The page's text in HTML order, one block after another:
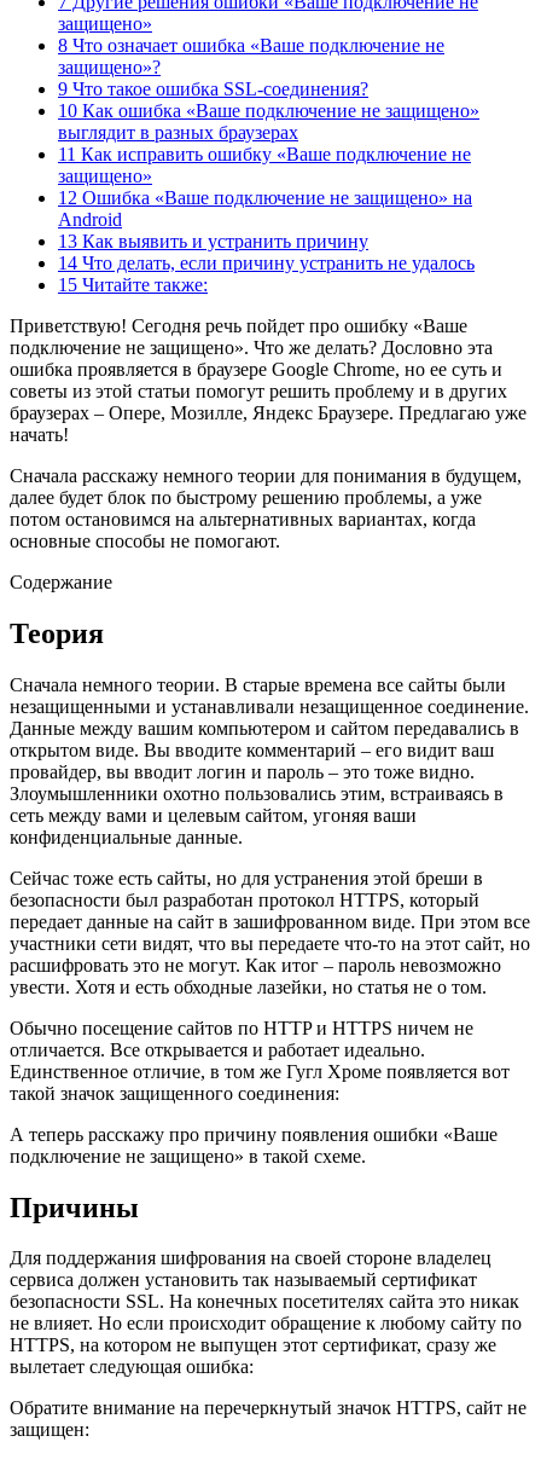
защищено»
8 Что означает ошибка «Ваше подключение не
защищено»?
9 Что такое ошибка SSL-соединения?
10 Как ошибка «Ваше подключение не защищено»
выглядит в разных браузерах
11 Как исправить ошибку «Ваше подключение не
защищено»
12 Ошибка «Ваше подключение не защищено» на
Android
13 Как выявить и устранить причину
14 Что делать, если причину устранить не удалось
15 Читайте также:
Приветствую! Сегодня речь пойдет про ошибку «Ваше
подключение не защищено». Что же делать? Дословно эта
ошибка проявляется в браузере Google Chrome, но ее суть и
советы из этой статьи помогут решить проблему и в других
браузерах – Опере, Мозилле, Яндекс Браузере. Предлагаю уже
начать!
Сначала расскажу немного теории для понимания в будущем,
далее будет блок по быстрому решению проблемы, а уже
потом остановимся на альтернативных вариантах, когда
основные способы не помогают.
Содержание
Теория
Сначала немного теории. В старые времена все сайты были
незащищенными и устанавливали незащищенное соединение.
Данные между вашим компьютером и сайтом передавались в
открытом виде. Вы вводите комментарий – его видит ваш
провайдер, вы вводит логин и пароль – это тоже видно.
Злоумышленники охотно пользовались этим, встраиваясь в
сеть между вами и целевым сайтом, угоняя ваши
конфиденциальные данные.
Сейчас тоже есть сайты, но для устранения этой бреши в
безопасности был разработан протокол HTTPS, который
передает данные на сайт в зашифрованном виде. При этом все
участники сети видят, что вы передаете что-то на этот сайт, но
расшифровать это не могут. Как итог – пароль невозможно
увести. Хотя и есть обходные лазейки, но статья не о том.
Обычно посещение сайтов по HTTP и HTTPS ничем не
отличается. Все открывается и работает идеально.
Единственное отличие, в том же Гугл Хроме появляется вот
такой значок защищенного соединения:
А теперь расскажу про причину появления ошибки «Ваше
подключение не защищено» в такой схеме.
Причины
Для поддержания шифрования на своей стороне владелец
сервиса должен установить так называемый сертификат
безопасности SSL. На конечных посетителях сайта это никак
не влияет. Но если происходит обращение к любому сайту по
HTTPS, на котором не выпущен этот сертификат, сразу же
вылетает следующая ошибка:
Обратите внимание на перечеркнутый значок HTTPS, сайт не
защищен: